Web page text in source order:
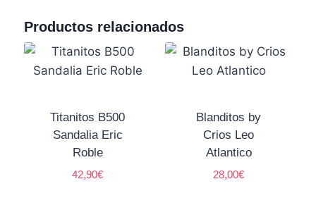
Productos relacionados
Titanitos B500
Sandalia Eric
Roble
42,90€
Blanditos by
Crios Leo
Atlantico
28,00€